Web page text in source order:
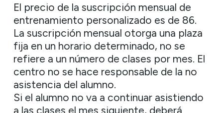
El precio de la suscripción mensual de
entrenamiento personalizado es de 86.
La suscripción mensual otorga una plaza
fija en un horario determinado, no se
refiere a un número de clases por mes. El
centro no se hace responsable de la no
asistencia del alumno.
Si el alumno no va a continuar asistiendo
a las clases el mes siguiente, deberá